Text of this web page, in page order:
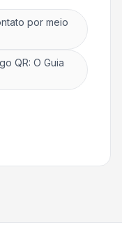
por meio
QR: O Guia